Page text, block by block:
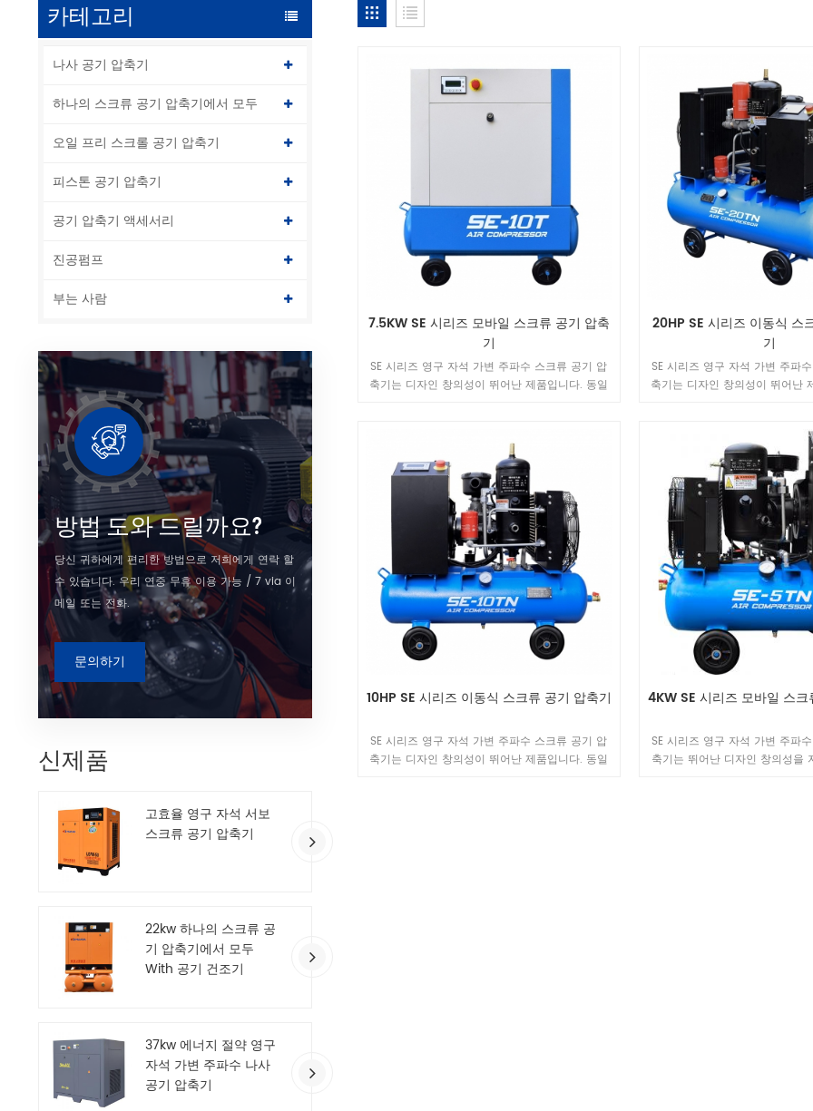
카테고리
나사 공기 압축기
하나의 스크류 공기 압축기에서 모두
오일 프리 스크롤 공기 압축기
피스톤 공기 압축기
공기 압축기 액세서리
진공펌프
부는 사람
방법 도와 드릴까요?
당신 귀하에게 편리한 방법으로 저희에게 연락 할
수 있습니다. 우리 연중 무휴 이용 가능 / 7 via 이
메일 또는 전화.
문의하기
신제품
고효율 영구 자석 서보
스크류 공기 압축기
22kw 하나의 스크류 공
기 압축기에서 모두
With 공기 건조기
37kw 에너지 절약 영구
자석 가변 주파수 나사
공기 압축기
7.5KW SE 시리즈 모바일 스크류 공기 압축
기
SE 시리즈 영구 자석 가변 주파수 스크류 공기 압
축기는 디자인 창의성이 뛰어난 제품입니다. 동일
술로 독창성을 계승합니다. 소재는 힘이 넘치며 곳
곳에서 품질과 정교함을 보여주며, 모든 디테일이
컬러, 디자인, 소재를 완벽하게 표현합니다.
20HP SE 시리즈 이동식 스
기
SE 시리즈 영구 자석 가변 주파
축기는 디자인 창의성이 뛰어난
술로 독창성을 계승합니다. 소재
곳에서 품질과 정교함을 보여주
컬러, 디자인, 소재를 완벽하게
10HP SE 시리즈 이동식 스크류 공기 압축기
SE 시리즈 영구 자석 가변 주파수 스크류 공기 압
축기는 디자인 창의성이 뛰어난 제품입니다. 동일
4KW SE 시리즈 모바일 스크
SE 시리즈 영구 자석 가변 주파
축기는 뛰어난 디자인 창의성을